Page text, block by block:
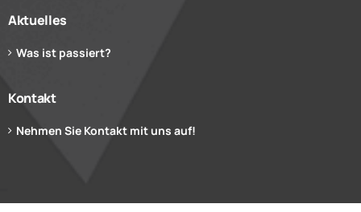
Aktuelles
Was ist passiert?
Kontakt
Nehmen Sie Kontakt mit uns auf!